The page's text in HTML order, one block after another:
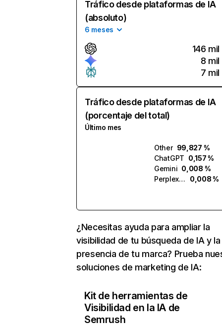
Tráfico desde plataformas de IA
(absoluto)
6 meses
146 mil
8 mil
7 mil
Tráfico desde plataformas de IA
(porcentaje del total)
Último mes
Other 99,827 %
ChatGPT 0,157 %
Gemini 0,008 %
Perplexity
0,008 %
¿Necesitas ayuda para ampliar la
visibilidad de tu búsqueda de IA y la
presencia de tu marca? Prueba
soluciones de marketing de IA:
Kit de herramientas de
Visibilidad en la IA de
Semrush